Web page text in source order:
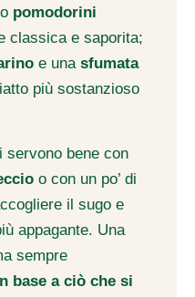
o pomodorini
classica e saporita;
e una sfumata
più sostanzioso
servono bene con
o con un po’ di
il sugo e
appagante. Una
sempre
base a ciò che si